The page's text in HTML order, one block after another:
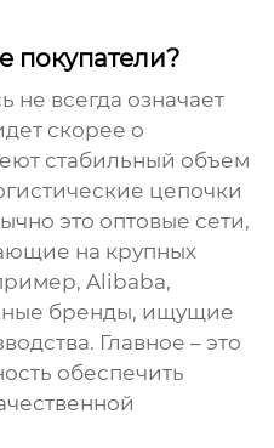
покупатели?
не всегда означает
скорее о
стабильный объем
цепочки
это оптовые сети,
на крупных
Alibaba,
бренды, ищущие
Главное – это
обеспечить